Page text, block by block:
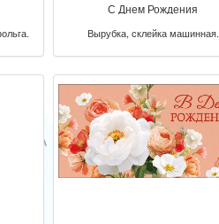
С Днем Рождения
Вырубка, склейка машинная.